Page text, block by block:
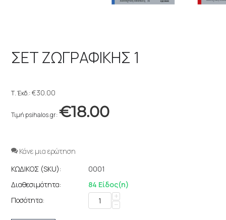
ΣΕΤ ΖΩΓΡΑΦΙΚΗΣ 1
Τ. Έκδ.:€30.00
€18.00
Κάνε μια ερώτηση
ΚΩΔΙΚΟΣ (SKU):
0001
Διαθεσιμότητα:
84 Είδος(η)
Ποσότητα:
+
−